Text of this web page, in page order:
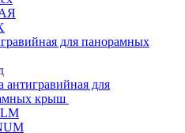
для панорамных
антигравийная для
крыш